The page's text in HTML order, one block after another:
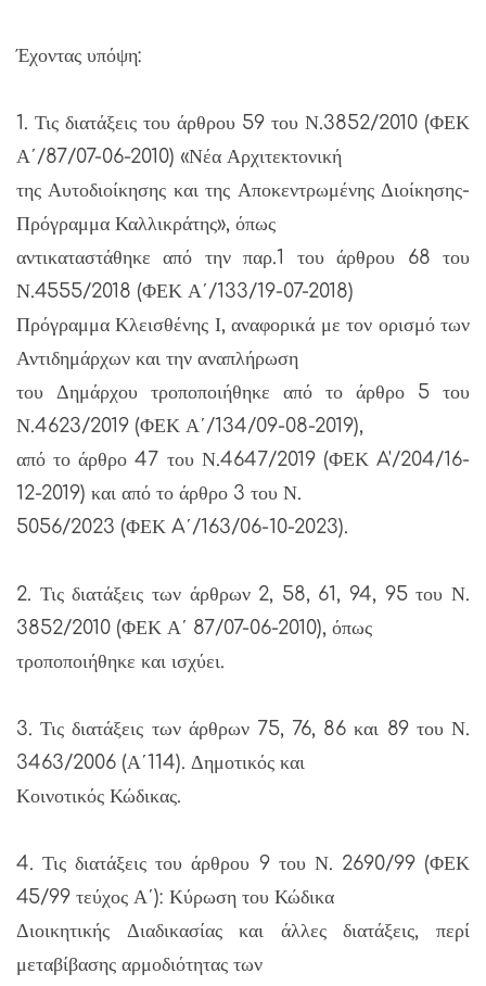
Έχοντας υπόψη:
1. Τις διατάξεις του άρθρου 59 του Ν.3852/2010 (ΦΕΚ
Α΄/87/07-06-2010) «Νέα Αρχιτεκτονική
της Αυτοδιοίκησης και της Αποκεντρωμένης Διοίκησης-
Πρόγραμμα Καλλικράτης», όπως
αντικαταστάθηκε από την παρ.1 του άρθρου 68 του
Ν.4555/2018 (ΦΕΚ Α΄/133/19-07-2018)
Πρόγραμμα Κλεισθένης Ι, αναφορικά με τον ορισμό των
Αντιδημάρχων και την αναπλήρωση
του Δημάρχου τροποποιήθηκε από το άρθρο 5 του
Ν.4623/2019 (ΦΕΚ Α΄/134/09-08-2019),
από το άρθρο 47 του Ν.4647/2019 (ΦΕΚ A'/204/16-
12-2019) και από το άρθρο 3 του Ν.
5056/2023 (ΦΕΚ A΄/163/06-10-2023).
2. Τις διατάξεις των άρθρων 2, 58, 61, 94, 95 του Ν.
3852/2010 (ΦΕΚ Α΄ 87/07-06-2010), όπως
τροποποιήθηκε και ισχύει.
3. Τις διατάξεις των άρθρων 75, 76, 86 και 89 του Ν.
3463/2006 (Α΄114). Δημοτικός και
Κοινοτικός Κώδικας.
4. Τις διατάξεις του άρθρου 9 του Ν. 2690/99 (ΦΕΚ
45/99 τεύχος Α΄): Κύρωση του Κώδικα
Διοικητικής Διαδικασίας και άλλες διατάξεις, περί
μεταβίβασης αρμοδιότητας των